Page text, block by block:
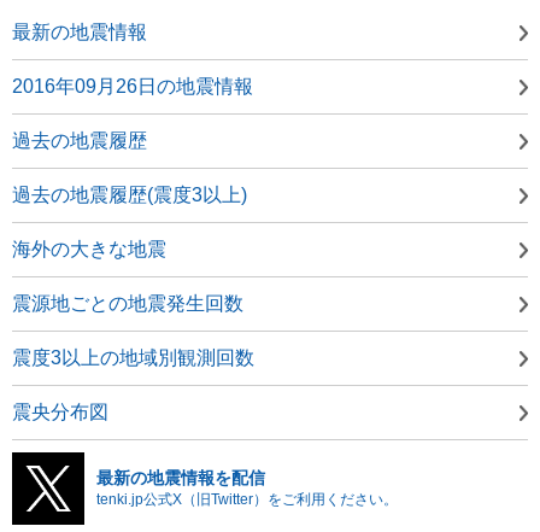
最新の地震情報
2016年09月26日の地震情報
過去の地震履歴
過去の地震履歴(震度3以上)
海外の大きな地震
震源地ごとの地震発生回数
震度3以上の地域別観測回数
震央分布図
最新の地震情報を配信
tenki.jp公式X（旧Twitter）をご利用ください。